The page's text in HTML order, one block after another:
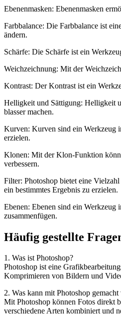
Ebenenmasken: Ebenenmasken
Farbbalance: Die Farbbalance ist
ändern.
Schärfe: Die Schärfe ist ein
Weichzeichnung: Mit der
Kontrast: Der Kontrast ist ein
Helligkeit und Sättigung: Helligkeit
blasser machen.
Kurven: Kurven sind ein Werkzeug
erzielen.
Klonen: Mit der Klon-Funktion
verbessern.
Filter: Photoshop bietet eine
ein bestimmtes Ergebnis zu erzielen.
Ebenen: Ebenen sind ein Werkzeug
zusammenfügen.
Häufig gestellte
1. Was ist Photoshop?
Photoshop ist eine
Komprimieren von Bildern und
2. Was kann mit Photoshop gemacht
Mit Photoshop können Fotos direkt
verschiedene Arten kombiniert und